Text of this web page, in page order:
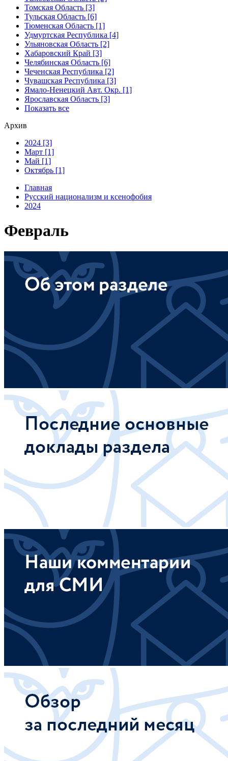
Томская Область [3]
Тульская Область [6]
Тюменская Область [1]
Удмуртская Республика [4]
Ульяновская Область [2]
Хабаровский Край [3]
Челябинская Область [6]
Чеченская Республика [2]
Чувашская Республика [3]
Ямало-Ненецкий Авт. Окр. [1]
Ярославская Область [3]
Показать все
Архив
2024 [3]
Март [1]
Май [1]
Октябрь [1]
Главная
Русский национализм и ксенофобия
2024
Февраль